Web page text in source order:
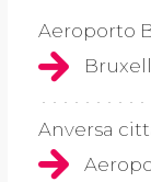
Aeroporto
Anversa